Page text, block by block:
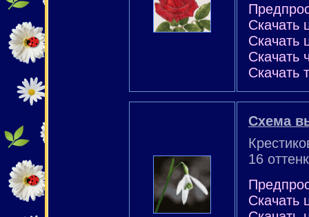
Скачать
Скачать
Скачать
Скачать
Схема
16
Скачать